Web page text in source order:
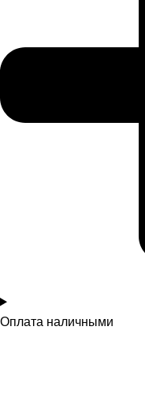
Оплата наличными